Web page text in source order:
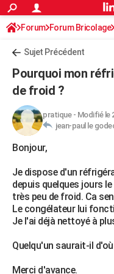
ACTUALITÉS
Politique
Société
Faits Divers
Education
Monde
Villes
+
Programme TV
TNTStreaming
Cinéma
Sorties cinéma
Musique
FINANCE
Retraite
Impôts
Epargne
Immobilier
Risques naturels par ville
Banque
Assurance
Crédit
AUTO
Essais
Réserver un essai
Citadines
Berlines
SUV
Forum auto
HIGH-TECH
Forum
Aménagement intérieur
Extérieur
Cuisine
Salle de bains
Jardinage
Rangement
WEEK-END
Guides de France
Escapades
Patrimoine
Expositions
Musées
Week-end nature
+LIFESTYLE
VOYAGE
Forum Forum Bricolage
Sujet Précédent
Pourquoi mon
de froid ?
pratique- Modifié le
jean-paul le
Bonjour,
Je dispose d'un
depuis quelques jours
très peu de froid. Ca
Le congélateur lui
Je l'ai déjà nettoyé à
Quelqu'un saurait-il
Merci d'avance.